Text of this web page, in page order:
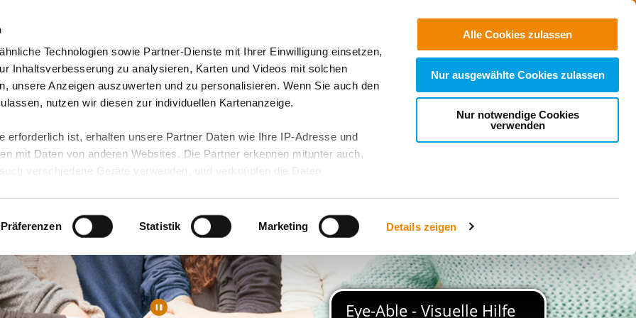
Technologien sowie Partner-Dienste mit Ihrer Einwilligung einsetzen,
Inhaltsverbesserung zu analysieren, Karten und Videos mit solchen
unsere Anzeigen auszuwerten und zu personalisieren. Wenn Sie auch den
nutzen wir diesen zur individuellen Kartenanzeige.
erforderlich ist, erhalten unsere Partner Daten wie Ihre IP-Adresse und
mit Daten von anderen Websites. Die Partner erkennen mitunter auch,
verschiedene Geräte verwenden, und verknüpfen die Daten
Daten führen kann.
unserenDatenschutzhinweisenund in unsererCookie-Übersicht. Wenn
Funktionen für diese Zwecke aktiviert sind, müssen Sie alle Cookie-
mittels nachfolgender Buttons über Ihre Einwilligung für diese
erteilte Einwilligung stets für die Zukunft widerrufen. Bitte beachten Sie:
Präferenzen Statistik Marketing Details zeigen
Alle Cookies zulassen
Nur ausgewählte Cookies zulassen
Nur notwendige Cookies
verwenden
Suchen
& Angebote Presse & Themen Jobs & Karriere Spenden
Jobs